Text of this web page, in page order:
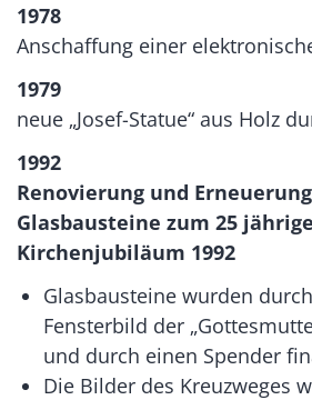
1978
Anschaffung einer
1979
neue „Josef-Statue“ aus Holz
1992
Renovierung und
Glasbausteine zum 25
Kirchenjubiläum 1992
Glasbausteine wurden
Fensterbild der
und durch einen Spender
Die Bilder des Kreuzweges